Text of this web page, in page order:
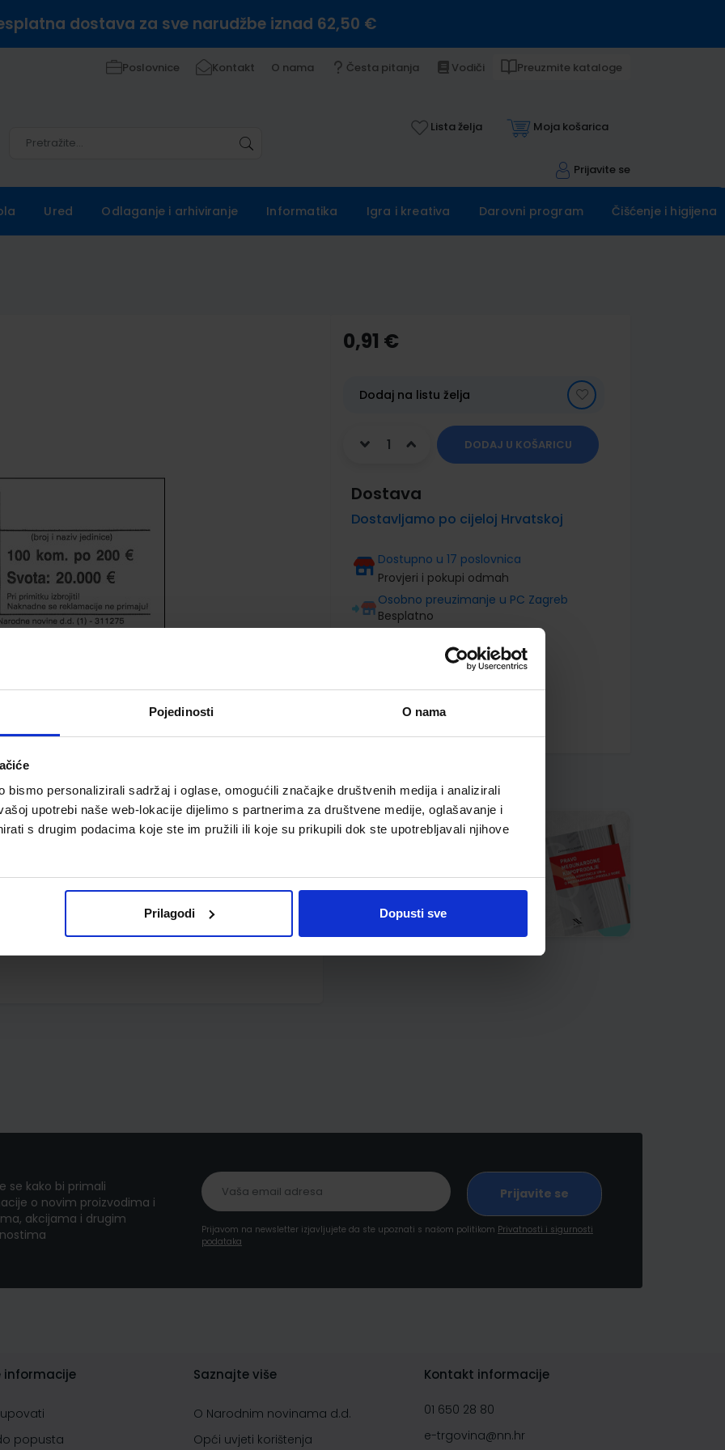
Pojedinosti O nama
bismo personalizirali sadržaj i oglase, omogućili značajke društvenih medija i analizirali
upotrebi naše web-lokacije dijelimo s partnerima za društvene medije, oglašavanje i
s drugim podacima koje ste im pružili ili koje su prikupili dok ste upotrebljavali njihove
Prilagodi Dopusti sve
dostava za sve narudžbe iznad 62,50 €
Poslovnice Kontakt O nama Česta pitanja Vodiči Preuzmite kataloge
Lista želja Moja košarica
Prijavite se
Ured Odlaganje i arhiviranje Informatika Igra i kreativa Darovni program Čišćenje i higijena
0,91 €
Dodaj na listu želja
DODAJ U KOŠARICU
Dostava
Dostavljamo po cijeloj Hrvatskoj
Dostupno u 17 poslovnica
Provjeri i pokupi odmah
Osobno preuzimanje u PC Zagreb
Besplatno
se kako bi primali
o novim proizvodima i
akcijama i drugim
Prijavom na newsletter izjavljujete da ste upoznati s našom politikom Privatnosti i sigurnosti
podataka
informacije
popusta
Saznajte više
O Narodnim novinama d.d.
Opći uvjeti korištenja
Kontakt informacije
01 650 28 80
e-trgovina@nn.hr